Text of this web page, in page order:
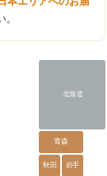
北海道
青森
秋田 岩手